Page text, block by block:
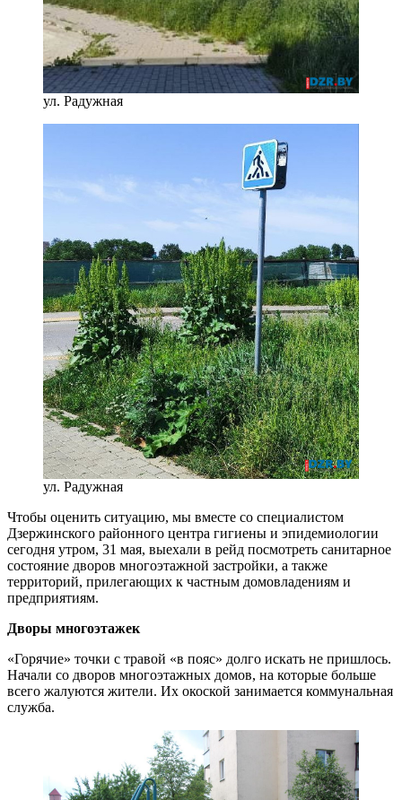
ул. Радужная
ул. Радужная
Чтобы оценить ситуацию, мы вместе со специалистом
Дзержинского районного центра гигиены и эпидемиологии
сегодня утром, 31 мая, выехали в рейд посмотреть санитарное
состояние дворов многоэтажной застройки, а также
территорий, прилегающих к частным домовладениям и
предприятиям.
Дворы многоэтажек
«Горячие» точки с травой «в пояс» долго искать не пришлось.
Начали со дворов многоэтажных домов, на которые больше
всего жалуются жители. Их окоской занимается коммунальная
служба.